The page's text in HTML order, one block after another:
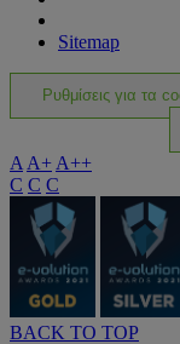
Sitemap
Ρυθμίσεις για τα
A A+ A++
C C C
BACK TO TOP